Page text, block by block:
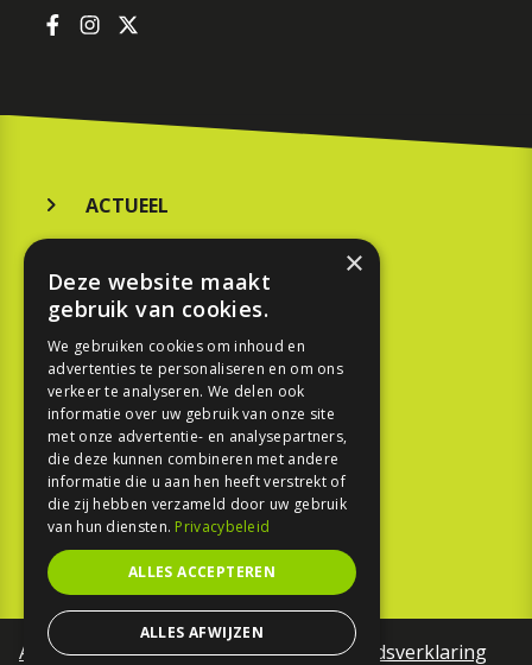
ACTUEEL
KOOPGIDS
TESTEN
SPORT
REPORTAGE
TOUREN
NIEUWSBRIEF
Algemene voorwaardenToegankelijkheidsverklaring
×
Deze website maakt
gebruik van cookies.
We gebruiken cookies om inhoud en
advertenties te personaliseren en om ons
verkeer te analyseren. We delen ook
informatie over uw gebruik van onze site
met onze advertentie- en analysepartners,
die deze kunnen combineren met andere
informatie die u aan hen heeft verstrekt of
die zij hebben verzameld door uw gebruik
van hun diensten. Privacybeleid
ALLES ACCEPTEREN
ALLES AFWIJZEN